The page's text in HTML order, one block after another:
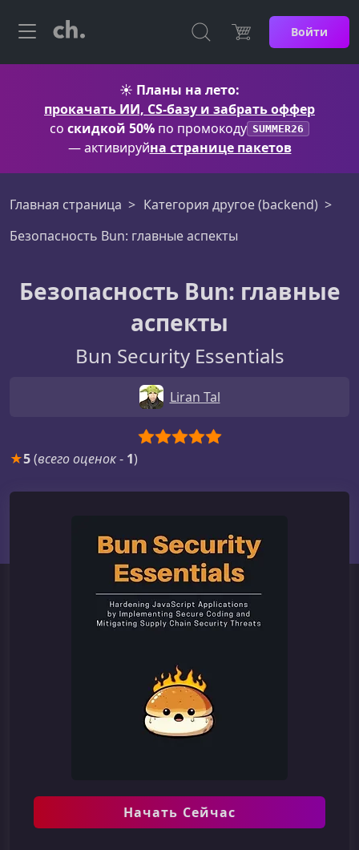
Войти
☀️ Планы на лето:
прокачать ИИ, CS-базу и забрать оффер
со скидкой 50% по промокоду SUMMER26
— активируйна странице пакетов
Главная страница
Категория другое (backend)
Безопасность Bun: главные аспекты
Безопасность Bun: главные
аспекты
Bun Security Essentials
Liran Tal
★5(всего оценок- 1)
Начать Сейчас